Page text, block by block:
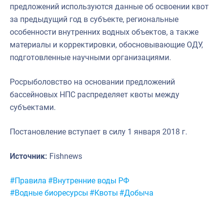
предложений используются данные об освоении квот
за предыдущий год в субъекте, региональные
особенности внутренних водных объектов, а также
материалы и корректировки, обосновывающие ОДУ,
подготовленные научными организациями.
Росрыболовство на основании предложений
бассейновых НПС распределяет квоты между
субъектами.
Постановление вступает в силу 1 января 2018 г.
Источник: Fishnews
Метки:
#Правила #Внутренние воды РФ
#Водные биоресурсы #Квоты #Добыча